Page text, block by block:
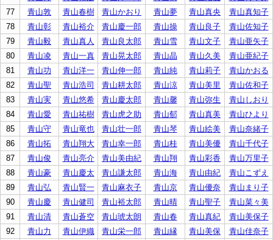
77
青山敦 青山春樹 青山かおり 青山夢 青山真央
青山真知子
78
青山彰 青山裕介 青山慶一郎 青山操 青山良子
青山佐知子
79
青山毅 青山真人 青山良太郎 青山雪 青山文子
青山亜矢子
80
青山凌 青山一真 青山晃太郎 青山晶 青山久美
青山亜紀子
81
青山功 青山洋一 青山伸一郎 青山純 青山莉子
青山かおる
82
青山聖 青山浩司 青山耕太郎 青山涼 青山美里
青山佐和子
83
青山実 青山悠希 青山慶太郎 青山馨 青山弥生
青山しおり
84
青山愛 青山祐樹 青山虎之助 青山郁 青山真美
青山ひより
85
青山守 青山竜也 青山壮一郎 青山琴 青山絵美
青山奈緒子
86
青山拓 青山翔大 青山幸一郎 青山桂 青山美優
青山千代子
87
青山俊 青山亮介 青山美由紀 青山翔 青山彩香
青山万里子
88
青山豪 青山慶太 青山謙太郎 青山海 青山由紀
青山こずえ
89
青山弘 青山賢一 青山麻衣子 青山京 青山優奈
青山まり子
90
青山慶 青山健司 青山裕太郎 青山晴 青山聖子
青山菜々美
91
青山清 青山蒼空 青山琥太朗 青山春 青山真紀
青山美保子
92
青山力 青山伊織 青山栄一郎 青山縁 青山美保
青山佳奈子